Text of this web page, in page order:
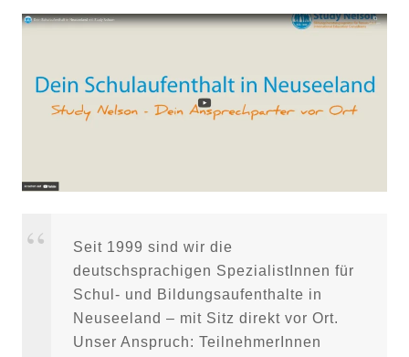
Seit 1999 sind wir die
deutschsprachigen SpezialistInnen für
Schul- und Bildungsaufenthalte in
Neuseeland – mit Sitz direkt vor Ort.
Unser Anspruch: TeilnehmerInnen